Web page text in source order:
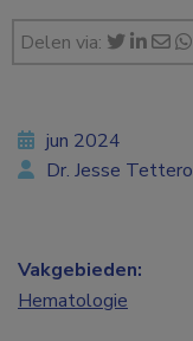
Delen via:
jun 2024
Dr. Jesse Tettero
Vakgebieden:
Hematologie